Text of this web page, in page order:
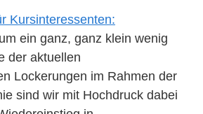
Kursinteressenten:
ein ganz, ganz klein wenig
der aktuellen
Lockerungen im Rahmen der
sind wir mit Hochdruck dabei